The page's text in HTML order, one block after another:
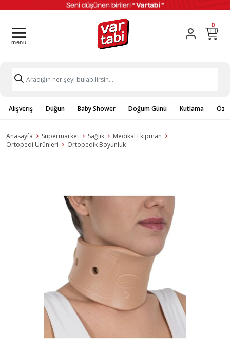
0
Alışveriş Düğün Baby Shower Doğum Günü Kutlama
Anasayfa Süpermarket Sağlık
Medikal Ekipman
Ortopedi Ürünleri
Ortopedik Boyunluk